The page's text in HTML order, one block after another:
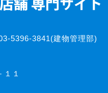
5396-3841(建物管理部)
１